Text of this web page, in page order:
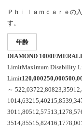
Ｐｈｉｌａｍｃａｒｅの
す。
年齢
DIAMOND 1000
LimitMaximum Disability
Limit120,000250,000
～